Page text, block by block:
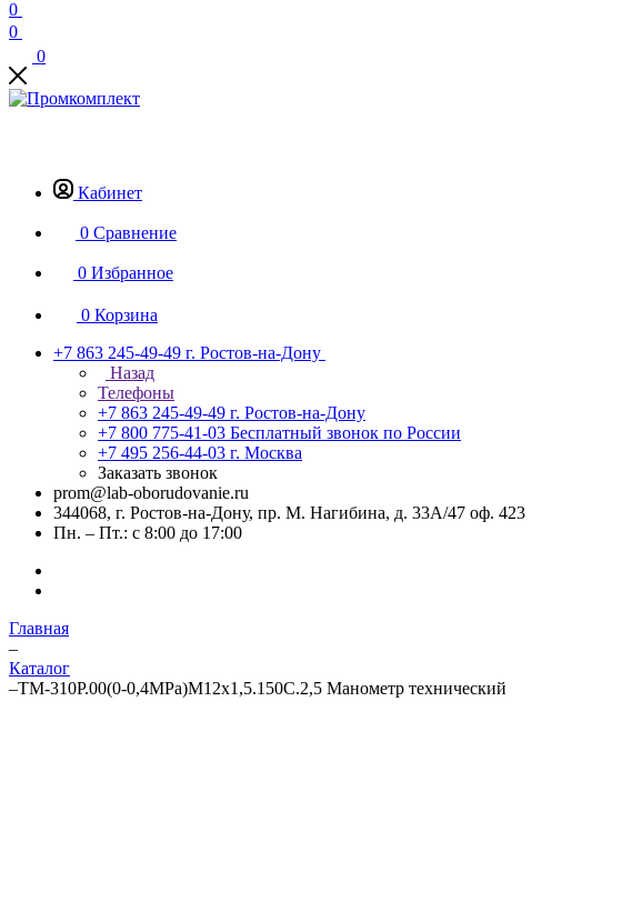
0
0
0
Кабинет
0 Сравнение
0 Избранное
0 Корзина
+7 863 245-49-49 г. Ростов-на-Дону
Назад
Телефоны
+7 863 245-49-49 г. Ростов-на-Дону
+7 800 775-41-03 Бесплатный звонок по России
+7 495 256-44-03 г. Москва
Заказать звонок
prom@lab-oborudovanie.ru
344068, г. Ростов-на-Дону, пр. М. Нагибина, д. 33А/47 оф. 423
Пн. – Пт.: с 8:00 до 17:00
Главная
–
Каталог
–ТМ-310Р.00(0-0,4MPa)М12х1,5.150C.2,5 Манометр технический